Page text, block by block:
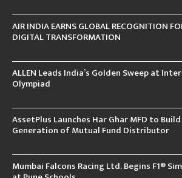
AIR INDIA EARNS GLOBAL RECOGNITION
DIGITAL TRANSFORMATION
ALLEN Leads India’s Golden Sweep at
Olympiad
AssetPlus Launches Har Ghar MFD to
Generation of Mutual Fund Distributor
Mumbai Falcons Racing Ltd. Begins F1®